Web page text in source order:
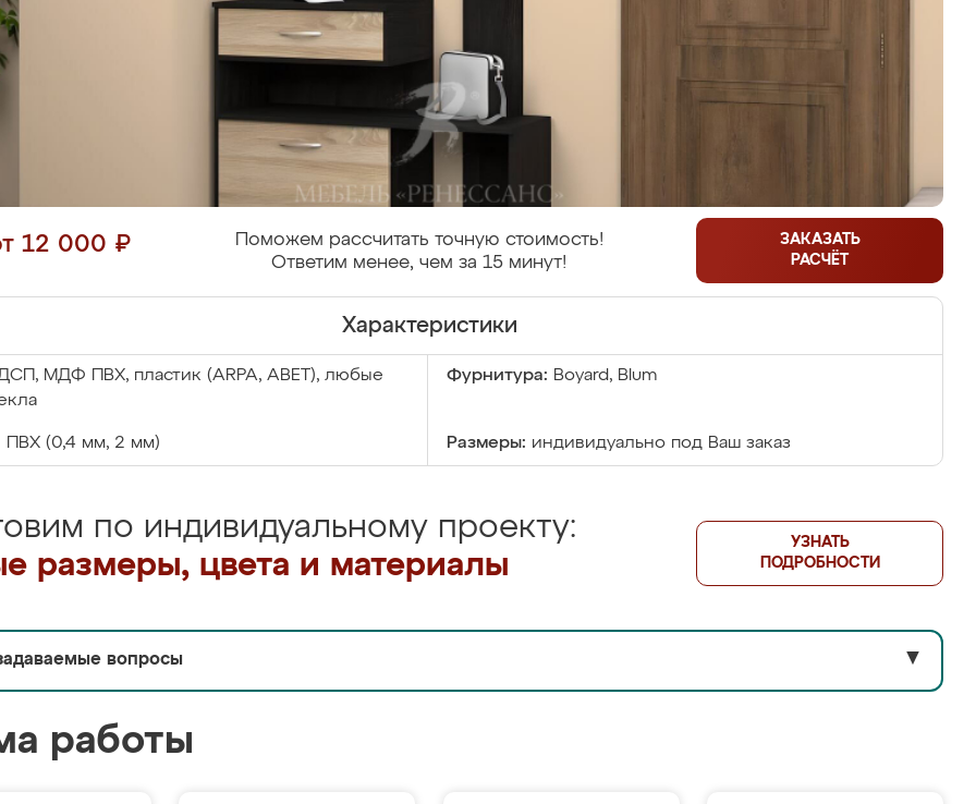
12 000 ₽
Поможем рассчитать точную стоимость!
Ответим менее, чем за 15 минут!
ЗАКАЗАТЬ
РАСЧЁТ
Характеристики
МДФ ПВХ, пластик (ARPA, ABET), любые
Фурнитура: Boyard, Blum
ПВХ (0,4 мм, 2 мм) Размеры: индивидуально под Ваш заказ
по индивидуальному проекту:
размеры, цвета и материалы
УЗНАТЬ
ПОДРОБНОСТИ
вопросы ▼
работы